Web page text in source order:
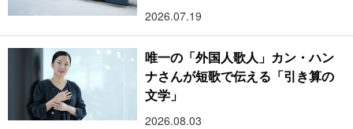
2026.07.19
唯一の「外国人歌人」カン・ハン
ナさんが短歌で伝える「引き算の
文学」
2026.08.03